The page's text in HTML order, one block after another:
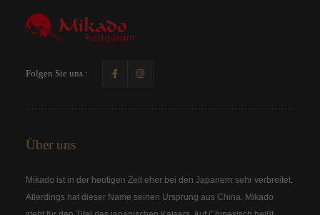
Folgen Sie uns :
Über uns
Mikado ist in der heutigen Zeit eher bei den Japanern sehr verbreitet.
Allerdings hat dieser Name seinen Ursprung aus China. Mikado